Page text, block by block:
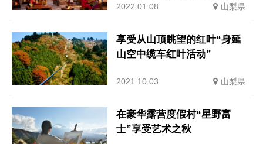
Cafe」
2022.01.08 山梨県
享受从山顶眺望的红叶“身延
山空中缆车红叶活动”
2021.10.03 山梨県
在豪华露营度假村“星野富
士”享受艺术之秋